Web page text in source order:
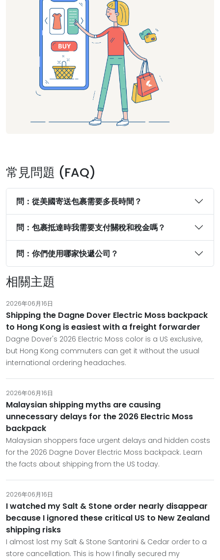
常見問題 (FAQ)
問：從美國寄送包裹需要多長時間？
問：包裹抵達時我需要支付關稅和稅金嗎？
問：你們使用哪家快遞公司？
相關主題
2026年06月16日
Shipping the Dagne Dover Electric Moss backpack
to Hong Kong is easiest with a freight forwarder
Dagne Dover's 2026 Electric Moss color is a US exclusive,
but Hong Kong commuters can get it without the usual
international ordering headaches.
2026年06月16日
Malaysian shipping myths are causing
unnecessary delays for the 2026 Electric Moss
backpack
Malaysian shoppers face urgent delays and hidden costs
for the 2026 Dagne Dover Electric Moss backpack. Learn
the facts about shipping from the US today.
2026年06月16日
I watched my Salt & Stone order nearly disappear
because I ignored these critical US to New Zealand
shipping risks
I almost lost my Salt & Stone Santorini & Cedar order to a
store cancellation. This is how I finally secured my